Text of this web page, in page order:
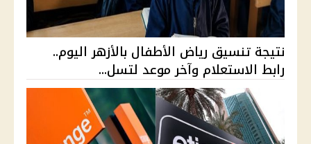
نتيجة تنسيق رياض الأطفال بالأزهر اليوم..
رابط الاستعلام وآخر موعد لتسل...